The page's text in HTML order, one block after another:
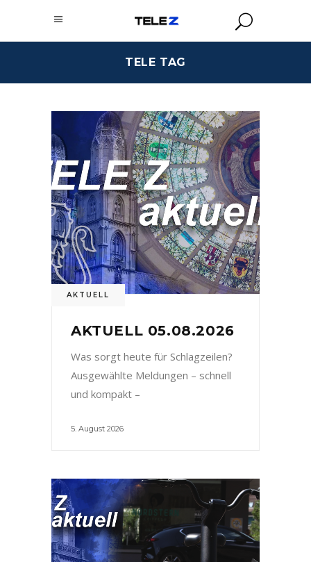
TELE TAG
AKTUELL
AKTUELL 05.08.2026
Was sorgt heute für Schlagzeilen?
Ausgewählte Meldungen – schnell
und kompakt –
5. August 2026